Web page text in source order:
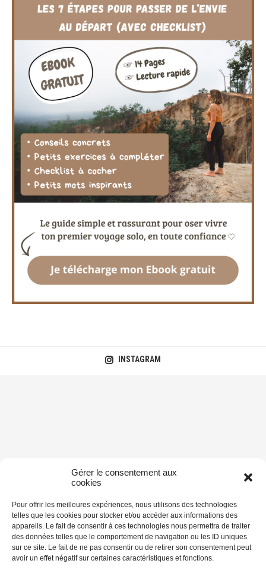
Gérer le consentement aux
cookies
Pour offrir les meilleures expériences, nous utilisons des technologies
telles que les cookies pour stocker et/ou accéder aux informations des
appareils. Le fait de consentir à ces technologies nous permettra de traiter
des données telles que le comportement de navigation ou les ID uniques
sur ce site. Le fait de ne pas consentir ou de retirer son consentement peut
avoir un effet négatif sur certaines caractéristiques et fonctions.
INSTAGRAM